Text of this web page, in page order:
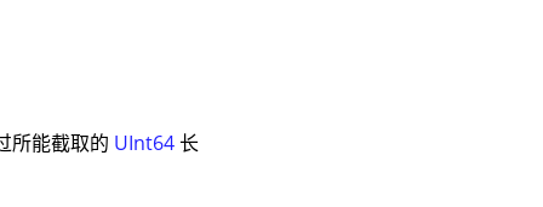
所能截取的 UInt64长